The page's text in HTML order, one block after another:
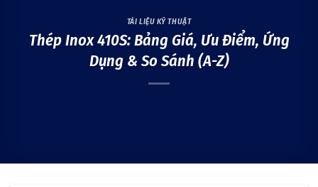
TÀI LIỆU KỸ THUẬT
Thép Inox 410S: Bảng Giá, Ưu Điểm, Ứng
Dụng & So Sánh (A-Z)